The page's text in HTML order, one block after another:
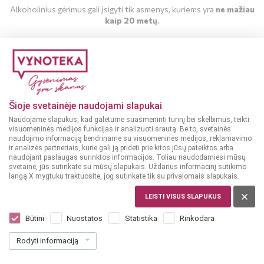
Šioje svetainėje naudojami slapukai
Naudojame slapukus, kad galėtume suasmeninti turinį bei skelbimus, teikti
visuomeninės medijos funkcijas ir analizuoti srautą. Be to, svetainės
naudojimo informaciją bendriname su visuomeninės medijos, reklamavimo
ir analizės partneriais, kurie gali ją pridėti prie kitos jūsų pateiktos arba
naudojant paslaugas surinktos informacijos. Toliau naudodamiesi mūsų
svetaine, jūs sutinkate su mūsų slapukais. Uždarius informacinį sutikimo
langą X mygtuku traktuosite, jog sutinkate tik su privalomais slapukais.
LEISTI VISUS SLAPUKUS
Būtini Nuostatos Statistika Rinkodara
Rodyti informaciją
Alkoholinius gėrimus gali įsigyti tik asmenys, kuriems yra ne mažiau
kaip 20 metų.